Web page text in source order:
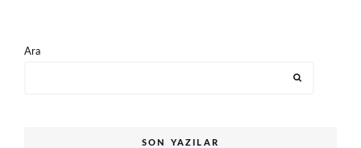
Ara
SON YAZILAR